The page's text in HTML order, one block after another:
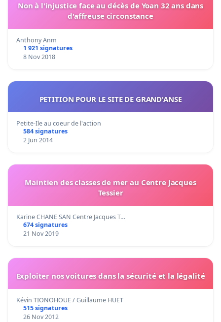
Non à l'injustice face au décès de Yoan 32 ans dans
d'affreuse circonstance
Anthony Anm
1 921 signatures
8 Nov 2018
PETITION POUR LE SITE DE GRAND'ANSE
Petite-Ile au coeur de l'action
584 signatures
2 Jun 2014
Maintien des classes de mer au Centre Jacques
Tessier
Karine CHANE SAN Centre Jacques T…
674 signatures
21 Nov 2019
Exploiter nos voitures dans la sécurité et la légalité
Kévin TIONOHOUE / Guillaume HUET
515 signatures
26 Nov 2012